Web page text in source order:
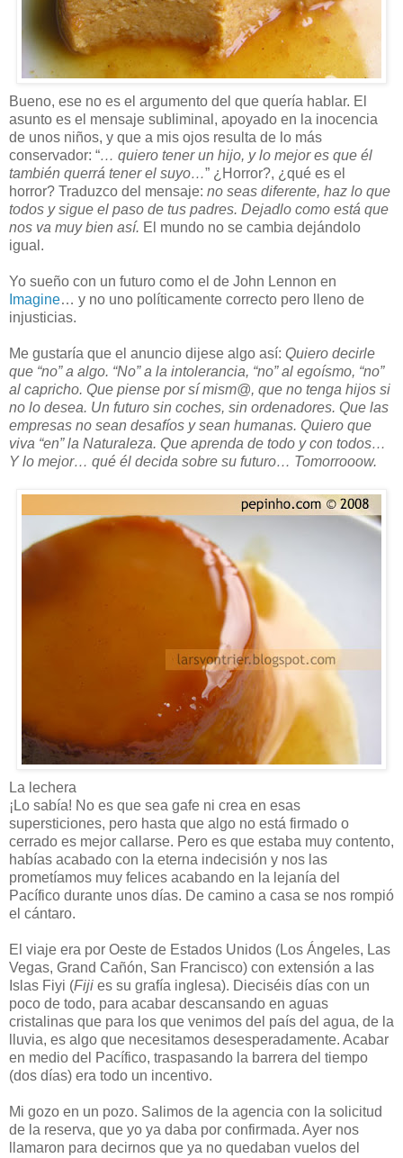
Bueno, ese no es el argumento del que quería hablar. El
asunto es el mensaje subliminal, apoyado en la inocencia
de unos niños, y que a mis ojos resulta de lo más
conservador: “… quiero tener un hijo, y lo mejor es que él
también querrá tener el suyo…” ¿Horror?, ¿qué es el
horror? Traduzco del mensaje: no seas diferente, haz lo que
todos y sigue el paso de tus padres. Dejadlo como está que
nos va muy bien así. El mundo no se cambia dejándolo
igual.
Yo sueño con un futuro como el de John Lennon en
Imagine… y no uno políticamente correcto pero lleno de
injusticias.
Me gustaría que el anuncio dijese algo así: Quiero decirle
que “no” a algo. “No” a la intolerancia, “no” al egoísmo, “no”
al capricho. Que piense por sí mism@, que no tenga hijos si
no lo desea. Un futuro sin coches, sin ordenadores. Que las
empresas no sean desafíos y sean humanas. Quiero que
viva “en” la Naturaleza. Que aprenda de todo y con todos…
Y lo mejor… qué él decida sobre su futuro… Tomorrooow.
La lechera
¡Lo sabía! No es que sea gafe ni crea en esas
supersticiones, pero hasta que algo no está firmado o
cerrado es mejor callarse. Pero es que estaba muy contento,
habías acabado con la eterna indecisión y nos las
prometíamos muy felices acabando en la lejanía del
Pacífico durante unos días. De camino a casa se nos rompió
el cántaro.
El viaje era por Oeste de Estados Unidos (Los Ángeles, Las
Vegas, Grand Cañón, San Francisco) con extensión a las
Islas Fiyi (Fiji es su grafía inglesa). Dieciséis días con un
poco de todo, para acabar descansando en aguas
cristalinas que para los que venimos del país del agua, de la
lluvia, es algo que necesitamos desesperadamente. Acabar
en medio del Pacífico, traspasando la barrera del tiempo
(dos días) era todo un incentivo.
Mi gozo en un pozo. Salimos de la agencia con la solicitud
de la reserva, que yo ya daba por confirmada. Ayer nos
llamaron para decirnos que ya no quedaban vuelos del